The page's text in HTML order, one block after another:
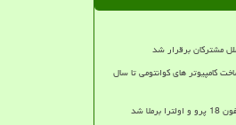
مشترکان برقرار شد
کامپیوتر های کوانتومی تا سال
شد